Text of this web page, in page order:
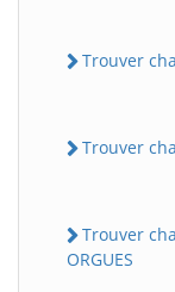
Trouver
Trouver
Trouver
ORGUES